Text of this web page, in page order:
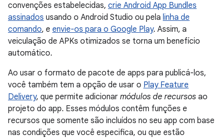
convenções estabelecidas, crie Android App Bundles
assinados usando o Android Studio ou pela linha de
comando, e envie-os para o Google Play. Assim, a
veiculação de APKs otimizados se torna um benefício
automático.
Ao usar o formato de pacote de apps para publicá-los,
você também tem a opção de usar o Play Feature
Delivery, que permite adicionar módulos de recursos ao
projeto do app. Esses módulos contêm funções e
recursos que somente são incluídos no seu app com base
nas condições que você especifica, ou que estão